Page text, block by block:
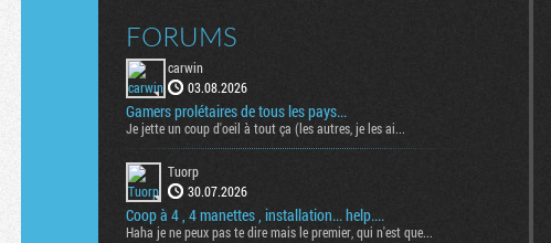
FORUMS
carwin
03.08.2026
Gamers prolétaires de tous les pays...
Je jette un coup d'oeil à tout ça (les autres, je les ai...
Tuorp
30.07.2026
Coop à 4 , 4 manettes , installation... help....
Haha je ne peux pas te dire mais le premier, qui n'est que...